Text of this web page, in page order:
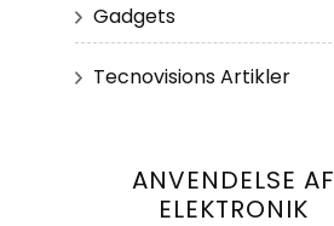
Gadgets
Tecnovisions Artikler
ANVENDELSE AF
ELEKTRONIK